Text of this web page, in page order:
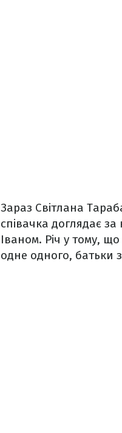
Зараз Світлана
співачка доглядає
Іваном. Річ у тому,
одне одного, батьки